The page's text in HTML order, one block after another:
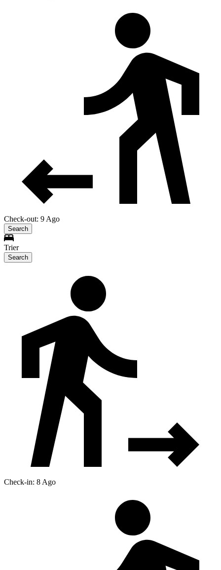
Check-out: 9 Ago
Search
Trier
Search
Check-in: 8 Ago